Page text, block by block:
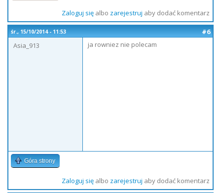
Zaloguj sięalbo zarejestruj aby dodać komentarz
śr., 15/10/2014 - 11:53
#6
Asia_913
ja rowniez nie polecam
Góra strony
Zaloguj sięalbo zarejestruj aby dodać komentarz